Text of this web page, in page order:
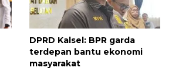
DPRD Kalsel: BPR garda
terdepan bantu ekonomi
masyarakat